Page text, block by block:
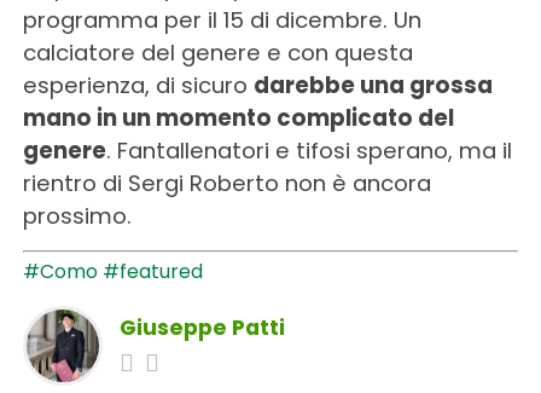
programma per il 15 di dicembre. Un
calciatore del genere e con questa
esperienza, di sicuro darebbe una grossa
mano in un momento complicato del
genere. Fantallenatori e tifosi sperano, ma il
rientro di Sergi Roberto non è ancora
prossimo.
#Como #featured
Giuseppe Patti